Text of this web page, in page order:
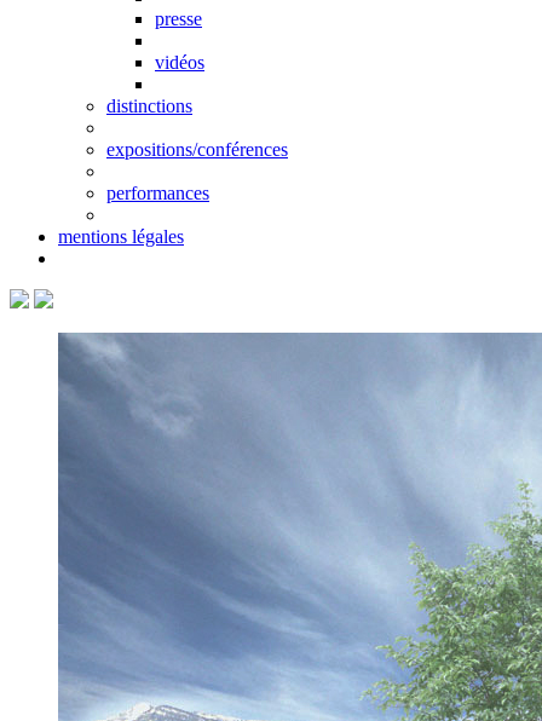
presse
vidéos
distinctions
expositions/conférences
performances
mentions légales